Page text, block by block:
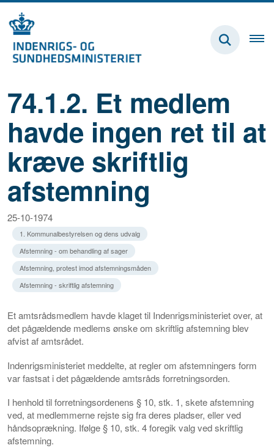
74.1.2. Et medlem
havde ingen ret til at
kræve skriftlig
afstemning
25-10-1974
1. Kommunalbestyrelsen og dens udvalg
Afstemning - om behandling af sager
Afstemning, protest imod afstemningsmåden
Afstemning - skriftlig afstemning
Et amtsrådsmedlem havde klaget til Indenrigsministeriet over, at
det pågældende medlems ønske om skriftlig afstemning blev
afvist af amtsrådet.
Indenrigsministeriet meddelte, at regler om afstemningers form
var fastsat i det pågældende amtsråds forretningsorden.
I henhold til forretningsordenens § 10, stk. 1, skete afstemning
ved, at medlemmerne rejste sig fra deres pladser, eller ved
håndsoprækning. Ifølge § 10, stk. 4 foregik valg ved skriftlig
afstemning.